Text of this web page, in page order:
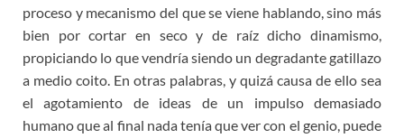
proceso y mecanismo del que se viene hablando, sino más
bien por cortar en seco y de raíz dicho dinamismo,
propiciando lo que vendría siendo un degradante gatillazo
a medio coito. En otras palabras, y quizá causa de ello sea
el agotamiento de ideas de un impulso demasiado
humano que al final nada tenía que ver con el genio, puede